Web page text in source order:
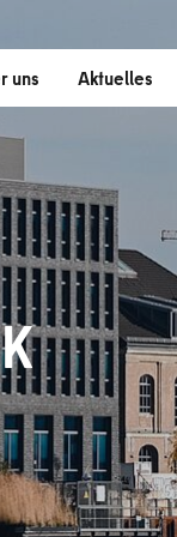
uns Aktuelles